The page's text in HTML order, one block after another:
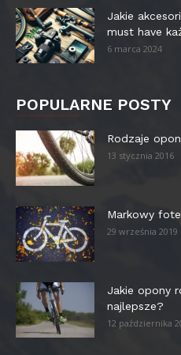
Jakie
must have
6 marca 2024
POPULARNE POSTY
Rodzaje
13 stycznia 2016
Markowy
29 września 2019
Jakie opony
najlepsze?
12 października